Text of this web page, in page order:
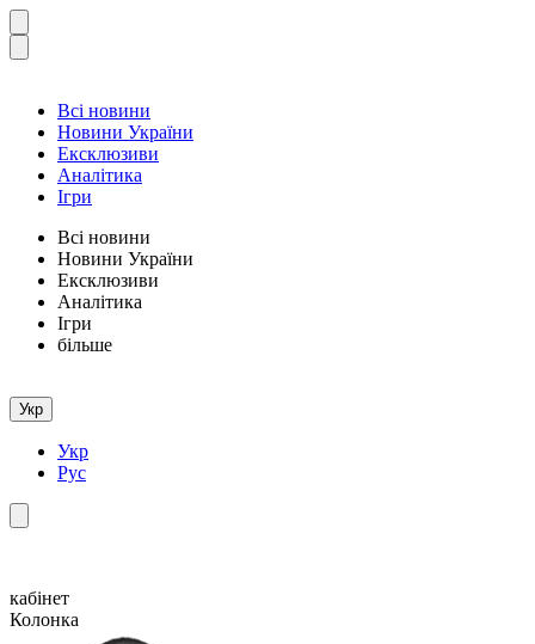
Всі новини
Новини України
Ексклюзиви
Аналітика
Ігри
Всі новини
Новини України
Ексклюзиви
Аналітика
Ігри
більше
Укр
Укр
Рус
кабінет
Колонка